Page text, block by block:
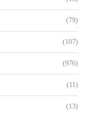
(79)
(107)
(976)
(11)
(13)